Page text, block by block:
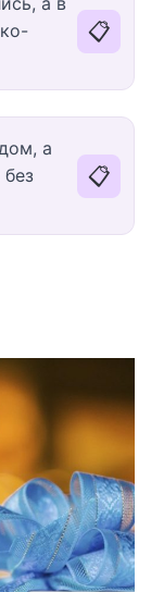
📋
а
📋